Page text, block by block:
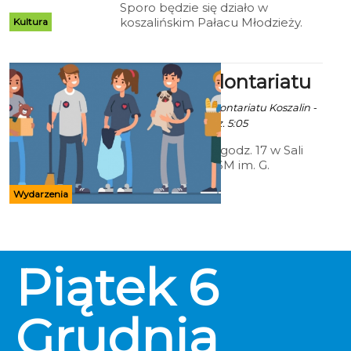
Kultura
Sporo będzie się działo w
koszalińskim Pałacu Młodzieży.
atrakcji.
Wydarzenia
IX Gala Wolontariatu
Ala za Centrum Wolontariatu Koszalin -
3 Grudnia 2019 godz. 5:05
5 grudnia 2019 o godz. 17 w Sali
Koncertowej ZPSM im. G.
Bacewicz w Koszalinie odbędzie
się IX Gala Wolontariatu.
Piątek 6
Grudnia